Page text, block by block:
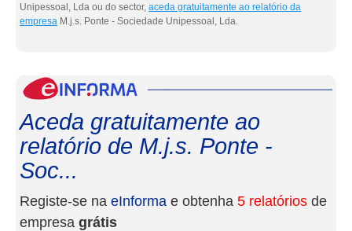
Unipessoal, Lda ou do sector, aceda gratuitamente ao relatório da
empresa M.j.s. Ponte - Sociedade Unipessoal, Lda.
Aceda gratuitamente ao
relatório de M.j.s. Ponte -
Soc...
Registe-se na eInforma e obtenha 5 relatórios de
empresa grátis